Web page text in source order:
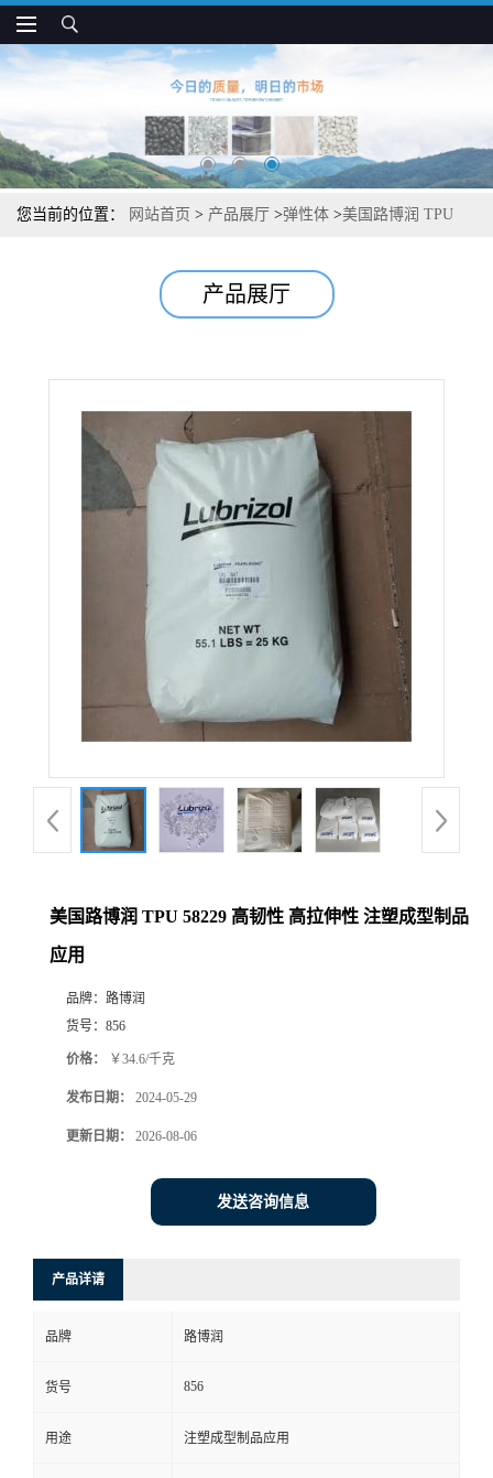
您当前的位置： 网站首页 > 产品展厅 >弹性体 >美国路博润 TPU
产品展厅
美国路博润 TPU 58229 高韧性 高拉伸性 注塑成型制品
应用
品牌： 路博润
货号： 856
价格： ￥34.6/千克
发布日期： 2024-05-29
更新日期： 2026-08-06
发送咨询信息
产品详请
品牌 路博润
货号 856
用途 注塑成型制品应用